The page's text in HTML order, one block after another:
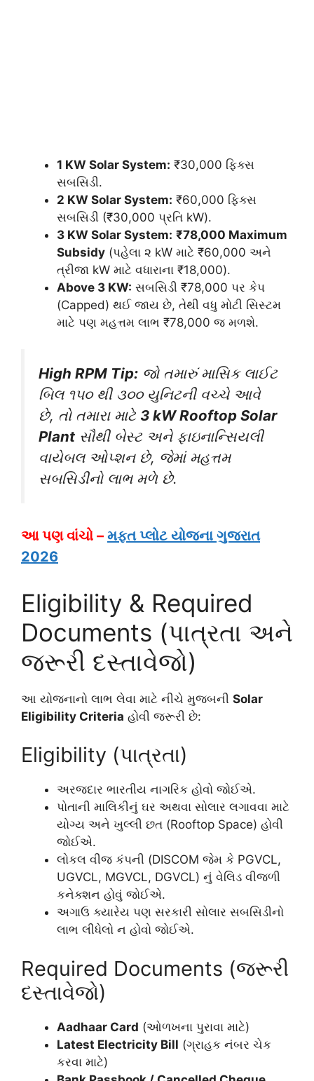
1 KW Solar System: ₹30,000 ફિક્સ
સબસિડી.
2 KW Solar System: ₹60,000 ફિક્સ
સબસિડી (₹30,000 પ્રતિ kW).
3 KW Solar System: ₹78,000 Maximum
Subsidy (પહેલા ૨ kW માટે ₹60,000 અને
ત્રીજા kW માટે વધારાના ₹18,000).
Above 3 KW: સબસિડી ₹78,000 પર કેપ
(Capped) થઈ જાય છે, તેથી વધુ મોટી સિસ્ટમ
માટે પણ મહત્તમ લાભ ₹78,000 જ મળશે.
High RPM Tip: જો તમારું માસિક લાઈટ
બિલ ૧૫૦ થી ૩૦૦ યુનિટની વચ્ચે આવે
છે, તો તમારા માટે 3 kW Rooftop Solar
Plant સૌથી બેસ્ટ અને ફાઇનાન્સિયલી
વાયેબલ ઓપ્શન છે, જેમાં મહત્તમ
સબસિડીનો લાભ મળે છે.
આ પણ વાંચો – મફત પ્લોટ યોજના ગુજરાત
2026
Eligibility & Required
Documents (પાત્રતા અને
જરૂરી દસ્તાવેજો)
આ યોજનાનો લાભ લેવા માટે નીચે મુજબની Solar
Eligibility Criteria હોવી જરૂરી છે:
Eligibility (પાત્રતા)
અરજદાર ભારતીય નાગરિક હોવો જોઈએ.
પોતાની માલિકીનું ઘર અથવા સોલાર લગાવવા માટે
યોગ્ય અને ખુલ્લી છત (Rooftop Space) હોવી
જોઈએ.
લોકલ વીજ કંપની (DISCOM જેમ કે PGVCL,
UGVCL, MGVCL, DGVCL) નું વેલિડ વીજળી
કનેક્શન હોવું જોઈએ.
અગાઉ ક્યારેય પણ સરકારી સોલાર સબસિડીનો
લાભ લીધેલો ન હોવો જોઈએ.
Required Documents (જરૂરી
દસ્તાવેજો)
Aadhaar Card (ઓળખના પુરાવા માટે)
Latest Electricity Bill (ગ્રાહક નંબર ચેક
કરવા માટે)